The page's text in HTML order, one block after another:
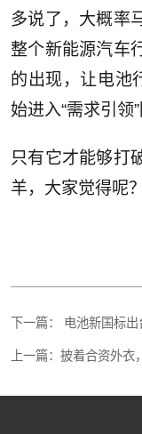
多说了，大概率
整个新能源汽车
的出现，让电池
始进入“需求引领”
只有它才能够打
羊，大家觉得呢？
下一篇： 电池新国标出
上一篇： 披着合资外衣